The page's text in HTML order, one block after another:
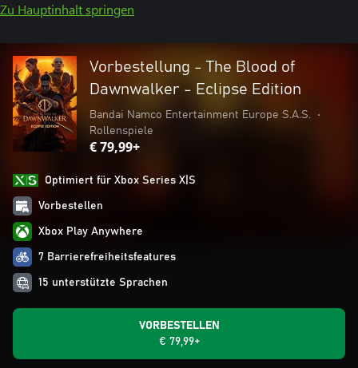
Zu Hauptinhalt springen
Vorbestellung - The Blood of
Dawnwalker - Eclipse Edition
Bandai Namco Entertainment Europe S.A.S.
•
Rollenspiele
€ 79,99+
Optimiert für Xbox Series X|S
Vorbestellen
Xbox Play Anywhere
7 Barrierefreiheitsfeatures
15 unterstützte Sprachen
VORBESTELLEN
€ 79,99+